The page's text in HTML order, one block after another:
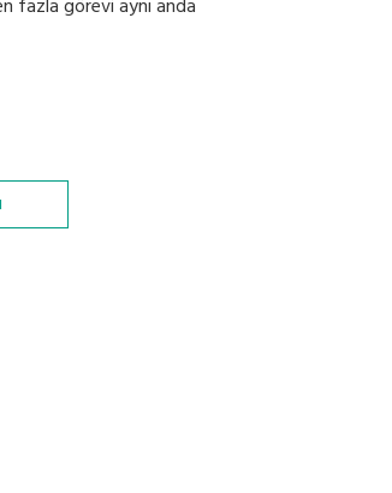
fazla görevi aynı anda